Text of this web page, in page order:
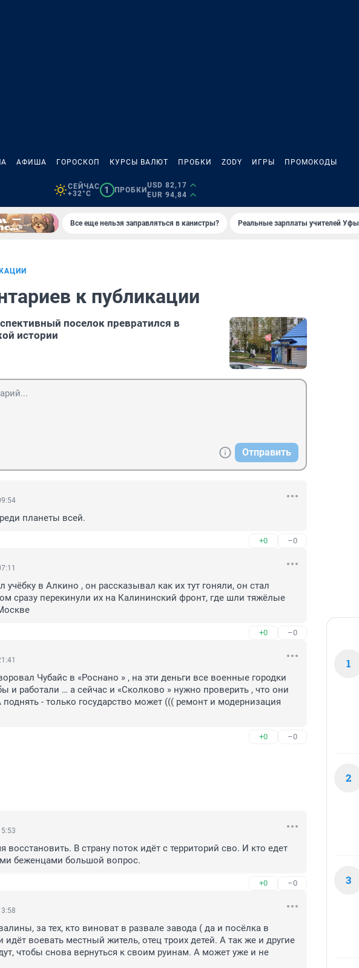
АФИША ГОРОСКОП КУРСЫ ВАЛЮТ ПРОБКИ ZODY ИГРЫ ПРОМОКОДЫ
СЕЙЧАС
+32°C
1 ПРОБКИ
USD 82,17
EUR 94,84
Все еще нельзя заправляться в канистры? Реальные зарплаты учителей Уфы
к публикации
поселок превратился в
истории
Отправить
планеты всей.
+0 –0
учёбку в Алкино , он рассказывал как их тут гоняли, он стал
сразу перекинули их на Калининский фронт, где шли тяжёлые
+0 –0
Чубайс в «Роснано » , на эти деньги все военные городки
и работали … а сейчас и «Сколково » нужно проверить , что они
- только государство может ((( ремонт и модернизация
+0 –0
восстановить. В страну поток идёт с территорий сво. И кто едет
беженцами большой вопрос.
+0 –0
за тех, кто виноват в развале завода ( да и посёлка в
идёт воевать местный житель, отец троих детей. А так же и другие
чтобы снова вернуться к своим руинам. А может уже и не
1
2
3